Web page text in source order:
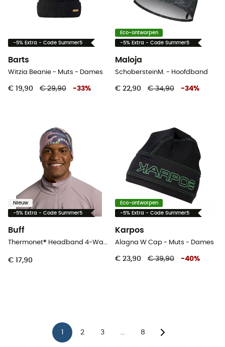
-5% Extra - Code Summer5
Barts
Witzia Beanie - Muts - Dames
€ 19,90 € 29,90 -33%
Eco-ontworpen
-5% Extra - Code Summer5
Maloja
SchobersteinM. - Hoofdband
€ 22,90 € 34,90 -34%
Nieuw
-5% Extra - Code Summer5
Buff
Thermonet® Headband 4-Way Stretch - Hoofdband - Dames
€ 17,90
Eco-ontworpen
-5% Extra - Code Summer5
Karpos
Alagna W Cap - Muts - Dames
€ 23,90 € 39,90 -40%
2 3 8